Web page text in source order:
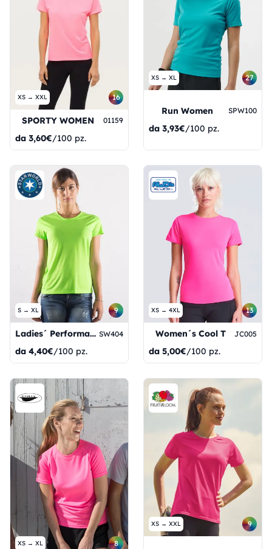
XS → XXL 16
SPORTY WOMEN 01159
da 3,60€/100 pz.
XS → XL 27
Run Women SPW100
da 3,93€/100 pz.
S → XL 9
Ladies´ Performance T-Shirt SW404
da 4,40€/100 pz.
XS → 4XL 13
Women´s Cool T JC005
da 5,00€/100 pz.
XS → XL 8
XS → XXL 9